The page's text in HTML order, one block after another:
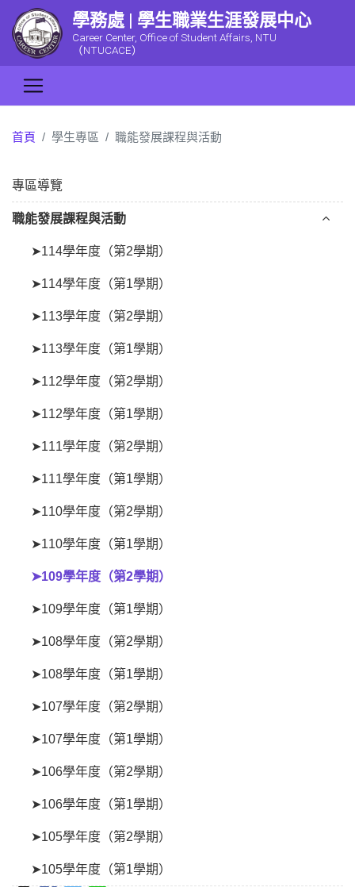
學務處 | 學生職業生涯發展中心
Career Center, Office of Student Affairs, NTU
（NTUCACE）
首頁 學生專區 職能發展課程與活動
專區導覽
職能發展課程與活動
➤114學年度（第2學期）
➤114學年度（第1學期）
➤113學年度（第2學期）
➤113學年度（第1學期）
➤112學年度（第2學期）
➤112學年度（第1學期）
➤111學年度（第2學期）
➤111學年度（第1學期）
➤110學年度（第2學期）
➤110學年度（第1學期）
➤109學年度（第2學期）
➤109學年度（第1學期）
➤108學年度（第2學期）
➤108學年度（第1學期）
➤107學年度（第2學期）
➤107學年度（第1學期）
➤106學年度（第2學期）
➤106學年度（第1學期）
➤105學年度（第2學期）
➤105學年度（第1學期）
2學期）